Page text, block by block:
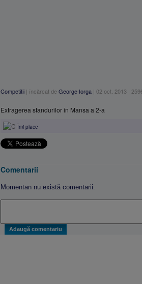
Competitii | încărcat deGeorge Iorga | 02 oct. 2013 |
Extragerea standurilor in Mansa a 2-a
Îmi place
Comentarii
Momentan nu există comentarii.